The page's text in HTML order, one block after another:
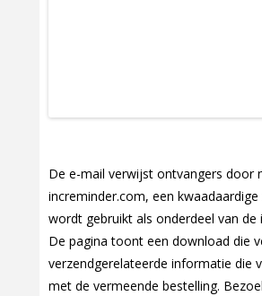
De e-mail verwijst ontvangers door
increminder.com, een
wordt gebruikt als onderdeel van de
De pagina toont een download die
verzendgerelateerde informatie die
met de vermeende bestelling.